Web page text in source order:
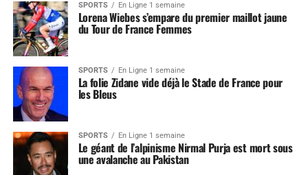
SPORTS En Ligne 1 semaine
Lorena Wiebes s’empare du premier maillot jaune
du Tour de France Femmes
SPORTS En Ligne 1 semaine
La folie Zidane vide déjà le Stade de France pour
les Bleus
SPORTS En Ligne 1 semaine
Le géant de l’alpinisme Nirmal Purja est mort sous
une avalanche au Pakistan